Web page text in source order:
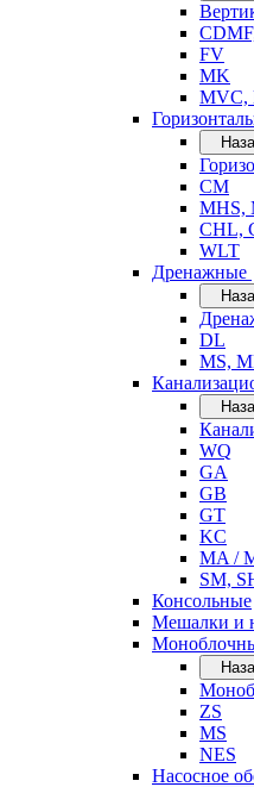
FV
MK
MVC,
CM
MHS,
CHL,
WLT
Дренажные
DL
MS,
WQ
GA
GB
GT
KC
MA /
SM,
Консольные
Мешалки и
ZS
MS
NES
Насосное